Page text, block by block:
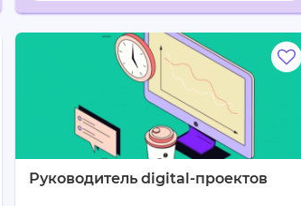
Руководитель digital-проектов